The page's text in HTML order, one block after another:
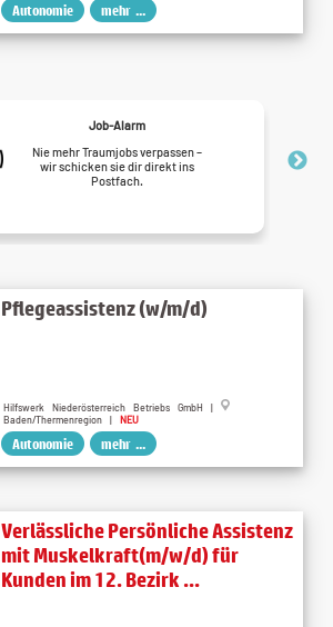
Autonomie mehr ...
Job-Alarm
Nie mehr Traumjobs verpassen –
wir schicken sie dir direkt ins
Postfach.
Pflegeassistenz (w/m/d)
Hilfswerk Niederösterreich Betriebs GmbH |
Baden/Thermenregion | NEU
Autonomie mehr ...
Verlässliche Persönliche Assistenz
mit Muskelkraft(m/w/d) für
Kunden im 12. Bezirk ...